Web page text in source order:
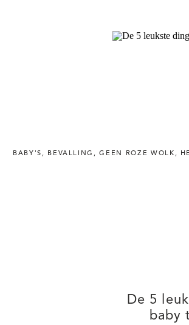
BABY'S , BEVALLING ,GEEN ROZE WOLK ,
De 5
baby